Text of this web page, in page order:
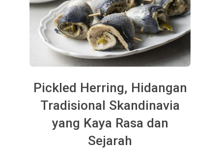
Pickled Herring, Hidangan
Tradisional Skandinavia
yang Kaya Rasa dan
Sejarah